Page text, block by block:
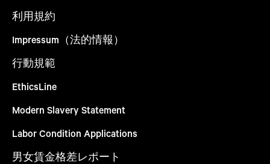
利用規約
Impressum（法的情報）
行動規範
EthicsLine
Modern Slavery Statement
Labor Condition Applications
男女賃金格差レポート